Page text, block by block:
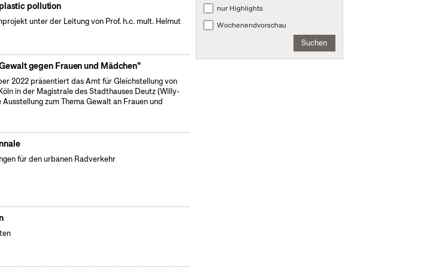
pollution
unter der Leitung von Prof. h.c. mult. Helmut
gegen Frauen und Mädchen"
2022 präsentiert das Amt für Gleichstellung von
in der Magistrale des Stadthauses Deutz (Willy-
zum Thema Gewalt an Frauen und
für den urbanen Radverkehr
nur Highlights
Wochenendvorschau
Suchen